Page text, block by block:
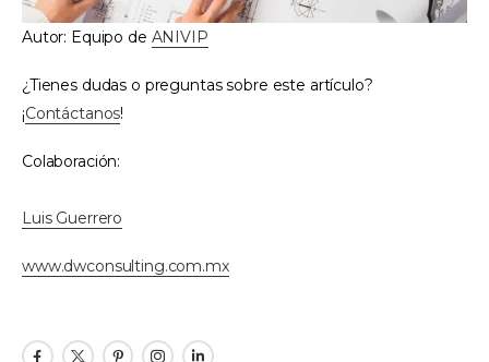
Autor: Equipo de ANIVIP
¿Tienes dudas o preguntas sobre este artículo?
¡Contáctanos!
Colaboración:
Luis Guerrero
www.dwconsulting.com.mx